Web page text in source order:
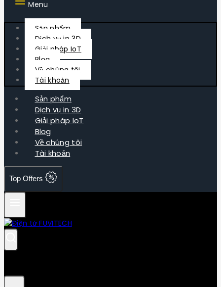
Menu
Sản phẩm
Dịch vụ in 3D
Giải pháp IoT
Blog
Về chúng tôi
Tài khoản
Sản phẩm
Dịch vụ in 3D
Giải pháp IoT
Blog
Về chúng tôi
Tài khoản
Top Offers